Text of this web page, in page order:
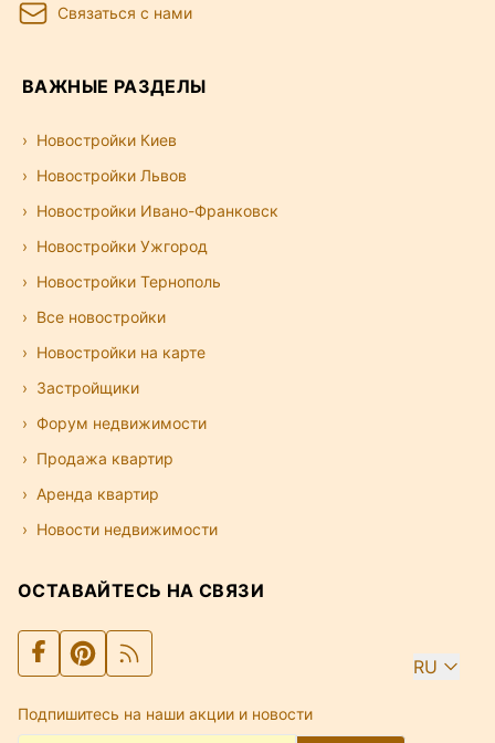
Связаться с нами
ВАЖНЫЕ РАЗДЕЛЫ
Новостройки Киев
Новостройки Львов
Новостройки Ивано-Франковск
Новостройки Ужгород
Новостройки Тернополь
Все новостройки
Новостройки на карте
Застройщики
Форум недвижимости
Продажа квартир
Аренда квартир
Новости недвижимости
ОСТАВАЙТЕСЬ НА СВЯЗИ
RU
Подпишитесь на наши акции и новости